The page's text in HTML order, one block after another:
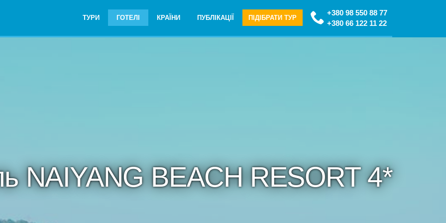
+380 98 550 88 77
+380 66 122 11 22
ТУРИ ГОТЕЛІ КРАЇНИ ПУБЛІКАЦІЇ ПІДІБРАТИ ТУР
NAIYANG BEACH RESORT 4*